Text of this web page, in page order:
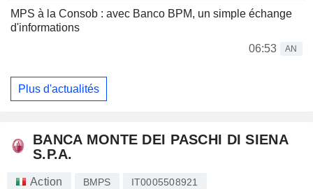
MPS à la Consob : avec Banco BPM, un simple échange
d'informations
06:53
AN
Plus d'actualités
BANCA MONTE DEI PASCHI DI SIENA
S.P.A.
Action BMPS IT0005508921